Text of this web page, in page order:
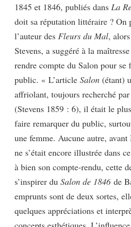
1845 et 1846, publiés dans La
doit sa réputation littéraire ? On
l’auteur des Fleurs du Mal,
Stevens, a suggéré à la
rendre compte du Salon pour se
public. « L’article Salon (étant)
affriolant, toujours recherché
(Stevens 1859 : 6), il était le
faire remarquer du public,
une femme. Aucune autre,
ne s’était encore illustrée dans
à bien son compte-rendu, cette
s’inspirer du Salon de 1846 de
emprunts sont de deux sortes,
quelques appréciations et